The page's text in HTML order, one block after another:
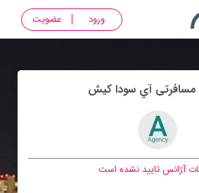
ورود عضویت
مسافرتی آي سودا كيش
آژانس تایید نشده است